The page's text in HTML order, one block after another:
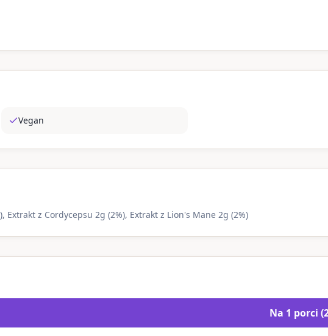
Vegan
Extrakt z Cordycepsu 2g (2%), Extrakt z Lion's Mane 2g (2%)
Na 1 porci